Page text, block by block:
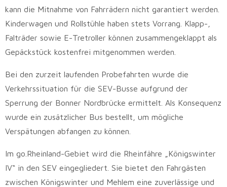
kann die Mitnahme von Fahrrädern nicht garantiert werden.
Kinderwagen und Rollstühle haben stets Vorrang. Klapp-,
Falträder sowie E-Tretroller können zusammengeklappt als
Gepäckstück kostenfrei mitgenommen werden.
Bei den zurzeit laufenden Probefahrten wurde die
Verkehrssituation für die SEV-Busse aufgrund der
Sperrung der Bonner Nordbrücke ermittelt. Als Konsequenz
wurde ein zusätzlicher Bus bestellt, um mögliche
Verspätungen abfangen zu können.
Im go.Rheinland-Gebiet wird die Rheinfähre „Königswinter
IV“ in den SEV eingegliedert. Sie bietet den Fahrgästen
zwischen Königswinter und Mehlem eine zuverlässige und